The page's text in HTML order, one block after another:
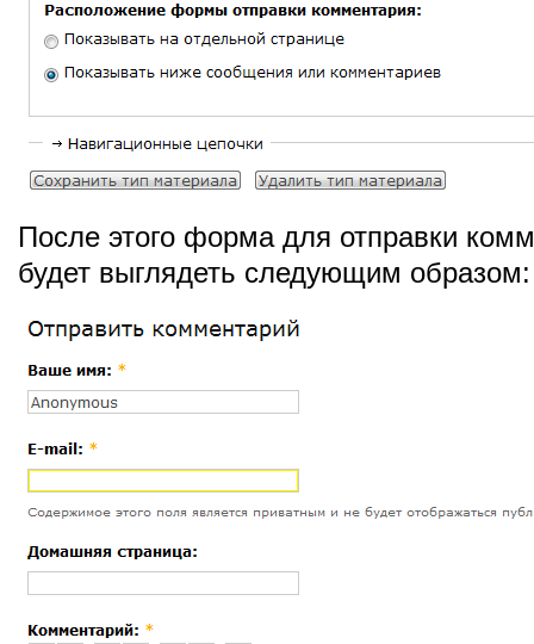
После этого форма для отправки
будет выглядеть следующим образом: